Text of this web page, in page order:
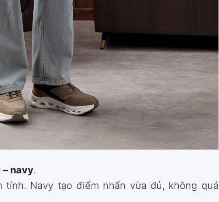
– navy.
tính. Navy tạo điểm nhấn vừa đủ, không quá